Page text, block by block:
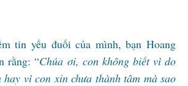
tin yếu đuối của mình, bạn Hoang
rằng: “Chúa ơi, con không biết vì do
vì con xin chưa thành tâm mà sao